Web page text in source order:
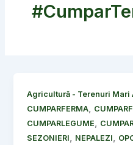
Agricultură - Terenuri Mari
CUMPARFERMA,
CUMPARLEGUME,
SEZONIERI, NEPALEZI,